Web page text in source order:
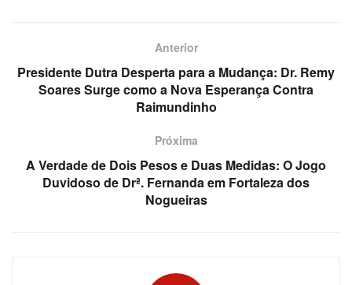
Anterior
Presidente Dutra Desperta para a Mudança: Dr. Remy
Soares Surge como a Nova Esperança Contra
Raimundinho
Próxima
A Verdade de Dois Pesos e Duas Medidas: O Jogo
Duvidoso de Drª. Fernanda em Fortaleza dos
Nogueiras